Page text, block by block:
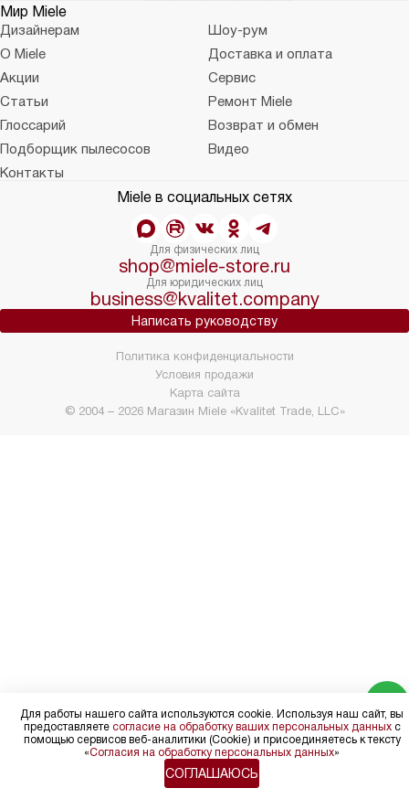
Мир Miele
Дизайнерам
Шоу-рум
О Miele
Доставка и оплата
Акции
Сервис
Статьи
Ремонт Miele
Глоссарий
Возврат и обмен
Подборщик пылесосов
Видео
Контакты
Miele в социальных сетях
Для физических лиц
shop@miele-store.ru
Для юридических лиц
business@kvalitet.company
Написать руководству
© 2004 – 2026 Магазин Miele «Kvalitet Trade, LLC»
Политика конфиденциальности
Условия продажи
Карта сайта
Для работы нашего сайта используются cookie. Используя наш сайт, вы
предоставляете согласие на обработку ваших персональных данныхс
помощью сервисов веб-аналитики (Cookie) и присоединяетесь к тексту
«Согласия на обработку персональных данных»
СОГЛАШАЮСЬ